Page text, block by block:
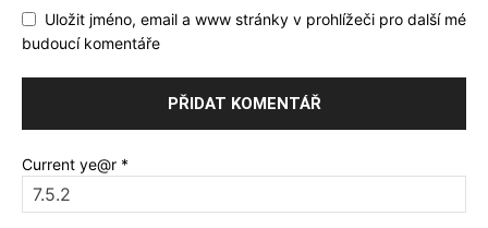
Uložit jméno, email a www stránky v prohlížeči pro další mé
budoucí komentáře
Current ye@r *